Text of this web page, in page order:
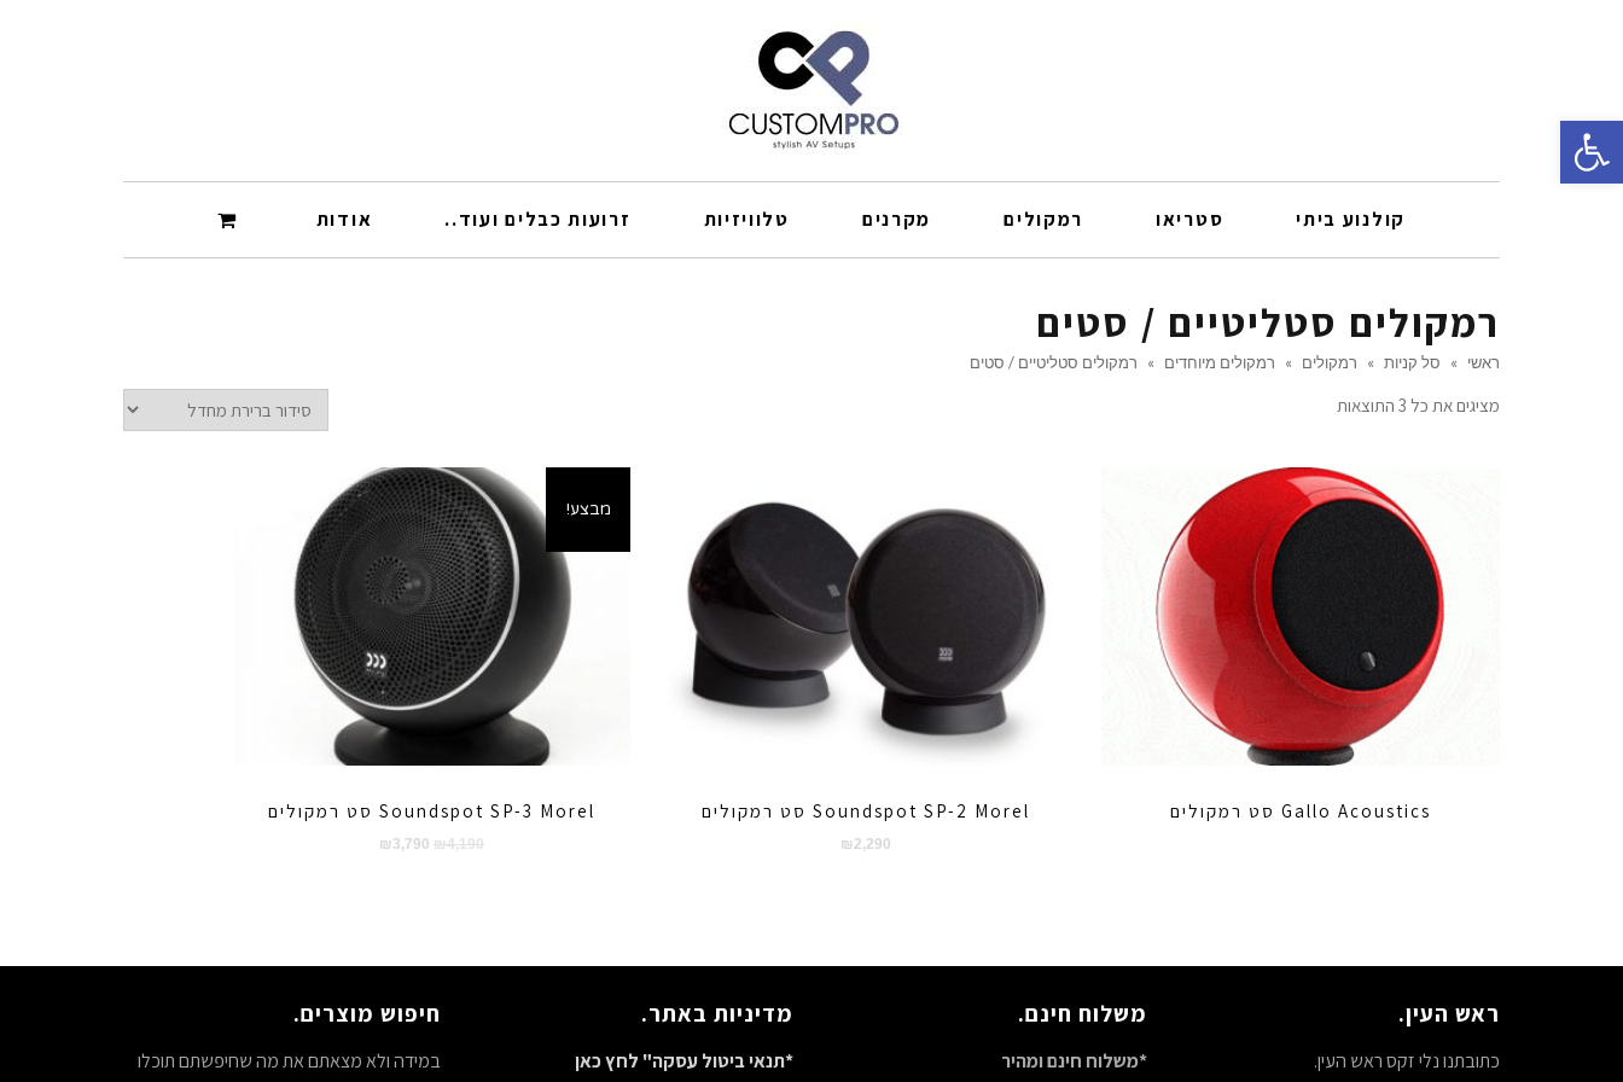
קולנוע ביתי סטריאו רמקולים מקרנים טלוויזיות זרועות כבלים ועוד.. אודות
רמקולים סטליטיים / סטים
ראשי » סל קניות » רמקולים » רמקולים מיוחדים » רמקולים סטליטיים / סטים
מציגים את כל ⁦3⁩ התוצאות
Gallo Acoustics סט רמקולים Soundspot SP-2 Morel סט רמקולים
₪ 2,290
מבצע!
Soundspot SP-3 Morel סט רמקולים
₪4,190
המחיר₪ 3,790
המחיר
ראש העין.
כתובתנו נלי זקס ראש העין.
משלוח חינם.
*משלוח חינם ומהיר
מדיניות באתר.
*תנאי ביטול עסקה" לחץ כאן
חיפוש מוצרים.
במידה ולא מצאתם את מה שחיפשתם תוכלו
פתח סרגל נגישות